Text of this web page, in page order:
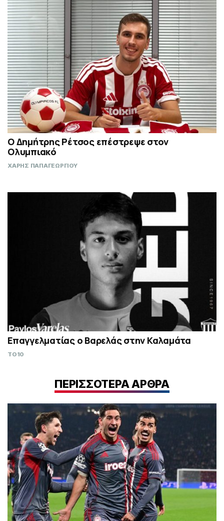
Ο Δημήτρης Ρέτσος επέστρεψε στον
Ολυμπιακό
ΧΑΡΗΣ ΠΑΠΑΓΕΩΡΓΙΟΥ
Επαγγελματίας ο Βαρελάς στην Καλαμάτα
TO10
ΠΕΡΙΣΣΟΤΕΡΑ ΑΡΘΡΑ